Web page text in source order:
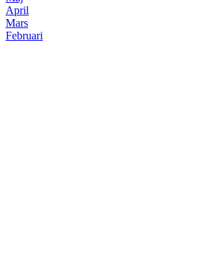
April
Mars
Februari